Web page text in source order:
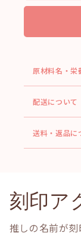
原材料名・栄
配送について
送料・返品に
刻印ア
推しの名前が刻